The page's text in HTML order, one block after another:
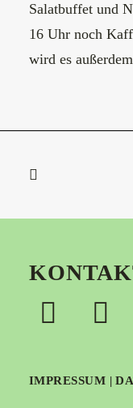
Salatbuffet und
16 Uhr noch
wird es
IMPRESSUM |